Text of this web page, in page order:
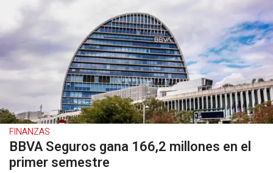
FINANZAS
BBVA Seguros gana 166,2 millones en el
primer semestre